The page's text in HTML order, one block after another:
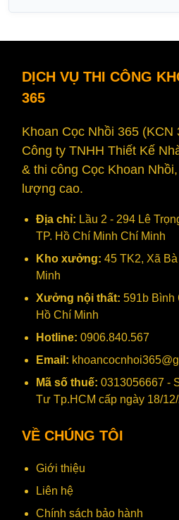
DỊCH VỤ THI CÔNG
365
Khoan Cọc Nhồi 365 (KCN
Công ty TNHH Thiết Kế
& thi công Cọc Khoan
lượng cao.
Địa chỉ: Lầu 2 - 294 Lê
TP. Hồ Chí Minh Chí Minh
Kho xưởng: 45 TK2, Xã
Minh
Xưởng nội thất: 591b Bình
Hồ Chí Minh
Hotline: 0906.840.567
Email:
Mã số thuế: 0313056667 -
Tư Tp.HCM cấp ngày 18/
VỀ CHÚNG TÔI
Giới thiệu
Liên hệ
Chính sách bảo hành